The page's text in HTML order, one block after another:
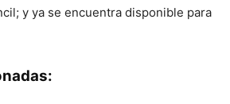
y ya se encuentra disponible para